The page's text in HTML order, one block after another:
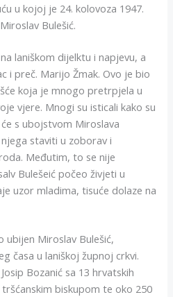
u kojoj je 24. kolovoza 1947.
Bulešić.
laniškom dijelktu i napjevu, a
i preč. Marijo Žmak. Ovo je bio
koja je mnogo pretrpjela u
vjere. Mnogi su isticali kako su
s ubojstvom Miroslava
staviti u zoborav i
Međutim, to se nije
Bulešeić počeo živjeti u
uzor mladima, tisuće dolaze na
ubijen Miroslav Bulešić,
časa u laniškoj župnoj crkvi.
Bozanić sa 13 hrvatskih
biskupom te oko 250